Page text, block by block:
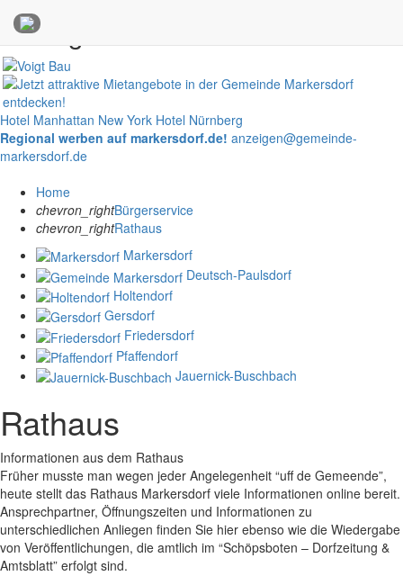
Anzeigen
Hotel Manhattan New York Hotel Nürnberg
Regional werben auf markersdorf.de! anzeigen@gemeinde-
markersdorf.de
Home
chevron_rightBürgerservice
chevron_rightRathaus
Markersdorf
Deutsch-Paulsdorf
Holtendorf
Gersdorf
Friedersdorf
Pfaffendorf
Jauernick-Buschbach
Rathaus
Informationen aus dem Rathaus
Früher musste man wegen jeder Angelegenheit “uff de Gemeende”,
heute stellt das Rathaus Markersdorf viele Informationen online bereit.
Ansprechpartner, Öffnungszeiten und Informationen zu
unterschiedlichen Anliegen finden Sie hier ebenso wie die Wiedergabe
von Veröffentlichungen, die amtlich im “Schöpsboten – Dorfzeitung &
Amtsblatt” erfolgt sind.